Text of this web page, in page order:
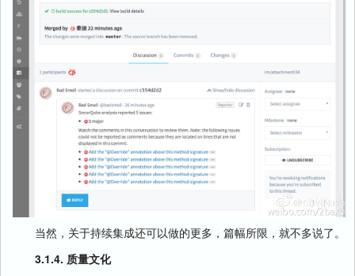
当然，关于持续集成还可以做的更多，篇幅所限，就不多说了。
3.1.4. 质量文化